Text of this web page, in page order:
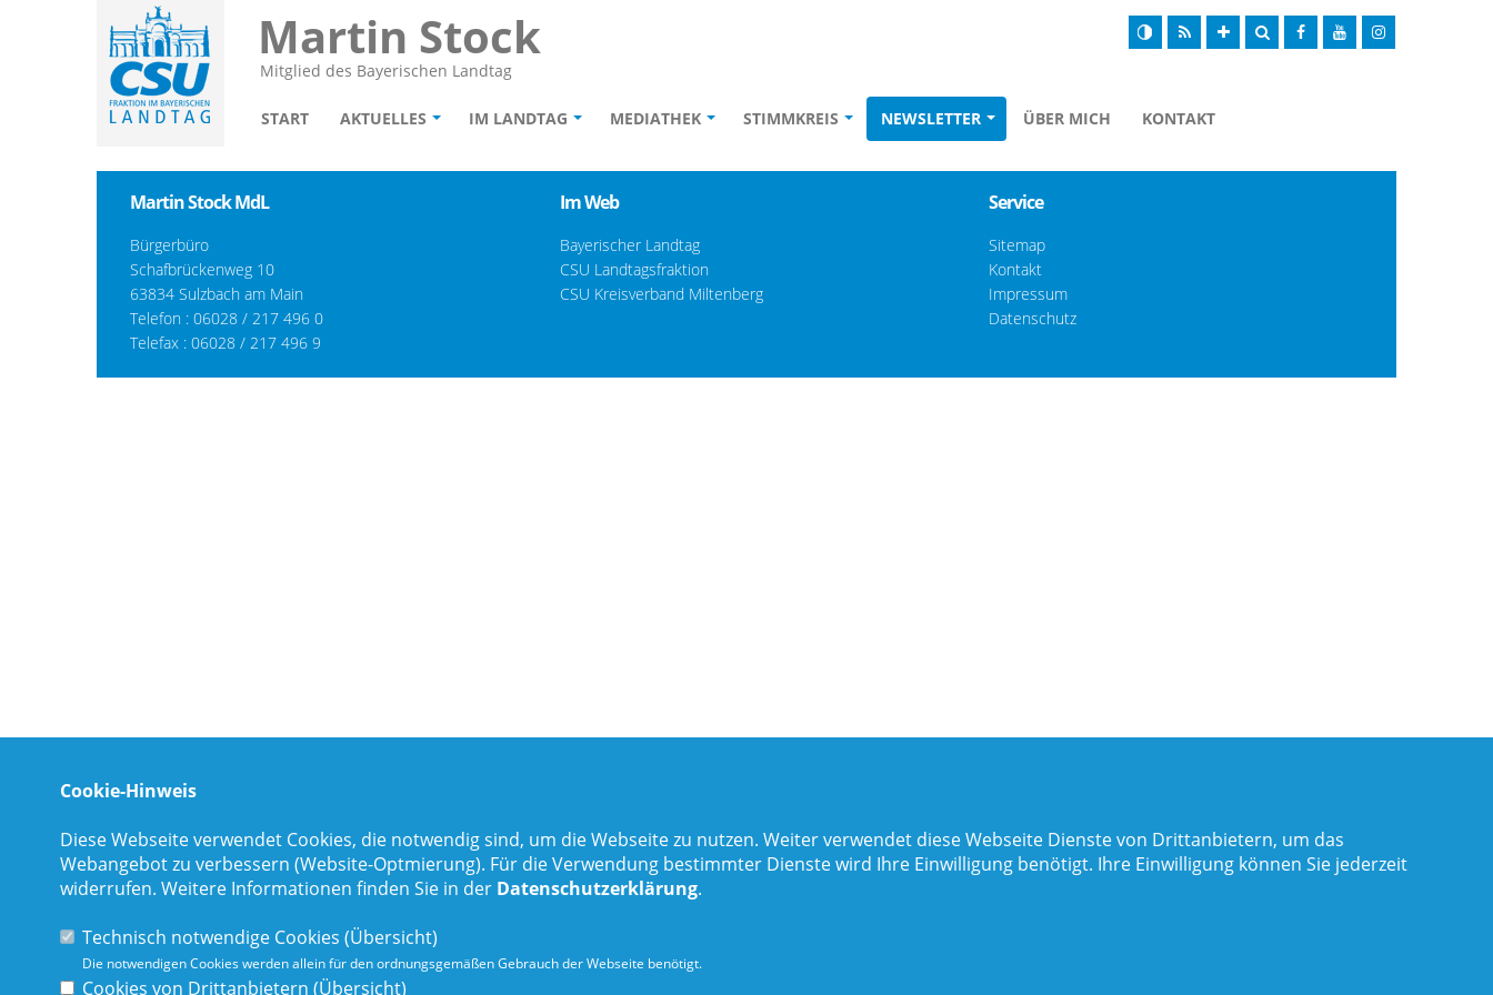
Martin Stock
Mitglied des Bayerischen Landtag
START AKTUELLES IM LANDTAG MEDIATHEK STIMMKREIS NEWSLETTER ÜBER MICH KONTAKT
Martin Stock MdL
Bürgerbüro
Schafbrückenweg 10
63834 Sulzbach am Main
Telefon : 06028 / 217 496 0
Telefax : 06028 / 217 496 9
Im Web
Bayerischer Landtag
CSU Landtagsfraktion
CSU Kreisverband Miltenberg
Service
Sitemap
Kontakt
Impressum
Datenschutz
Cookie-Hinweis
Diese Webseite verwendet Cookies, die notwendig sind, um die Webseite zu nutzen. Weiter verwendet diese Webseite Dienste von Drittanbietern, um das
Webangebot zu verbessern (Website-Optmierung). Für die Verwendung bestimmter Dienste wird Ihre Einwilligung benötigt. Ihre Einwilligung können Sie jederzeit
widerrufen. Weitere Informationen finden Sie in der Datenschutzerklärung.
Technisch notwendige Cookies (Übersicht)
Die notwendigen Cookies werden allein für den ordnungsgemäßen Gebrauch der Webseite benötigt.
Cookies von Drittanbietern (Übersicht)